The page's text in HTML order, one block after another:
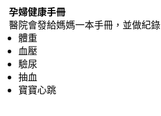
孕婦健康手冊
醫院會發給媽媽一本手冊，並做紀錄
體重
血壓
驗尿
抽血
寶寶心跳